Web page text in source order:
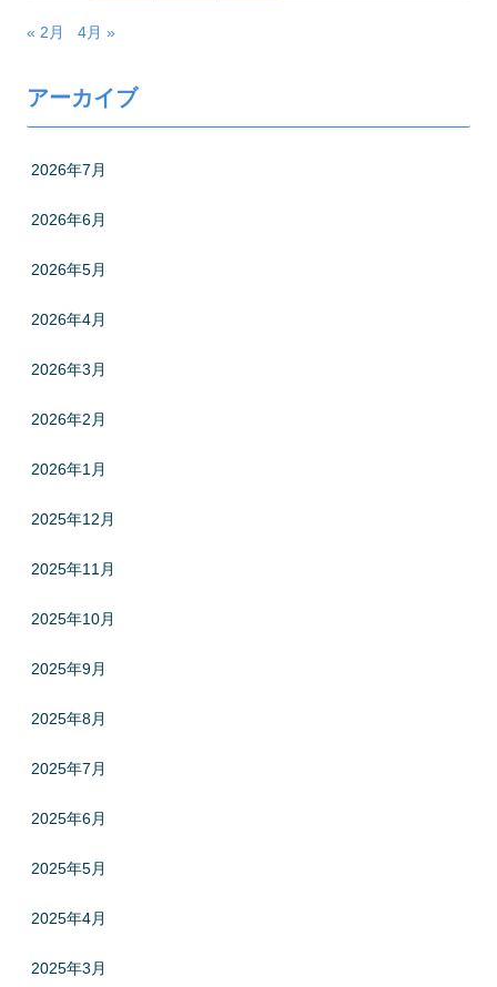
« 2月 4月 »
アーカイブ
2026年7月
2026年6月
2026年5月
2026年4月
2026年3月
2026年2月
2026年1月
2025年12月
2025年11月
2025年10月
2025年9月
2025年8月
2025年7月
2025年6月
2025年5月
2025年4月
2025年3月